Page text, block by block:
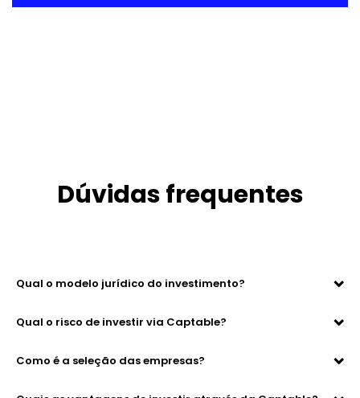
Dúvidas frequentes
Qual o modelo jurídico do investimento?
Qual o risco de investir via Captable?
Como é a seleção das empresas?